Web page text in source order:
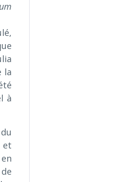
la
à
et